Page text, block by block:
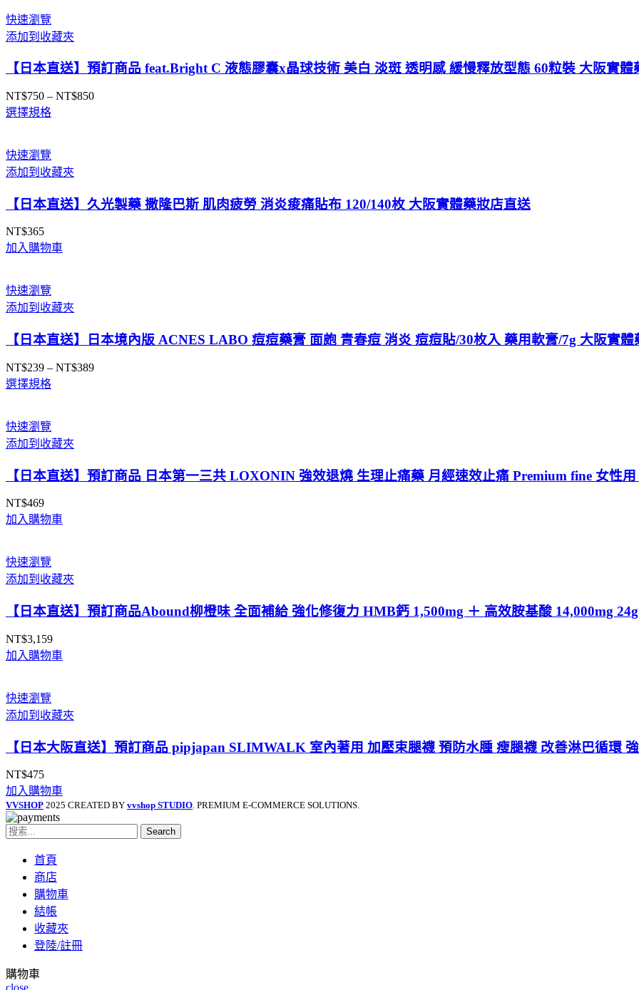
NT$1,269
快速瀏覽
添加到收藏夾
【日本直送】預訂商品 feat.Bright C 液態膠囊x晶球技術 美白 淡斑 透明感 緩慢釋放型態 60粒裝 大阪實體
NT$750 – NT$850價
選擇規格
快速瀏覽
添加到收藏夾
【日本直送】久光製藥 撒隆巴斯 肌肉疲勞 消炎痠痛貼布 120/140枚 大阪實體藥妝店直送
NT$365
加入購物車
快速瀏覽
添加到收藏夾
【日本直送】日本境內版 ACNES LABO 痘痘藥膏 面皰 青春痘 消炎 痘痘貼/30枚入 藥用軟膏/7g 大阪實體
NT$239 – NT$389價
選擇規格
快速瀏覽
添加到收藏夾
【日本直送】預訂商品 日本第一三共 LOXONIN 強效退燒 生理止痛藥 月經速效止痛 Premium fine 女性
NT$469
加入購物車
快速瀏覽
添加到收藏夾
【日本直送】預訂商品Abound柳橙味 全面補給 強化修復力 HMB鈣 1,500mg ＋ 高效胺基酸 14,000mg
NT$3,159
加入購物車
快速瀏覽
添加到收藏夾
【日本大阪直送】預訂商品 pipjapan SLIMWALK 室內著用 加壓束腿襪 預防水腫 瘦腿襪 改善淋巴循環
NT$475
加入購物車
VVSHOP 2025 CREATED BY vvshop STUDIO. PREMIUM E-COMMERCE SOLUTIONS.
Search
首頁
商店
購物車
結帳
收藏夾
登陸/註冊
購物車